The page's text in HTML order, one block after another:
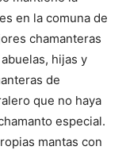
en la comuna de
chamanteras
hijas y
de
que no haya
especial.
mantas con